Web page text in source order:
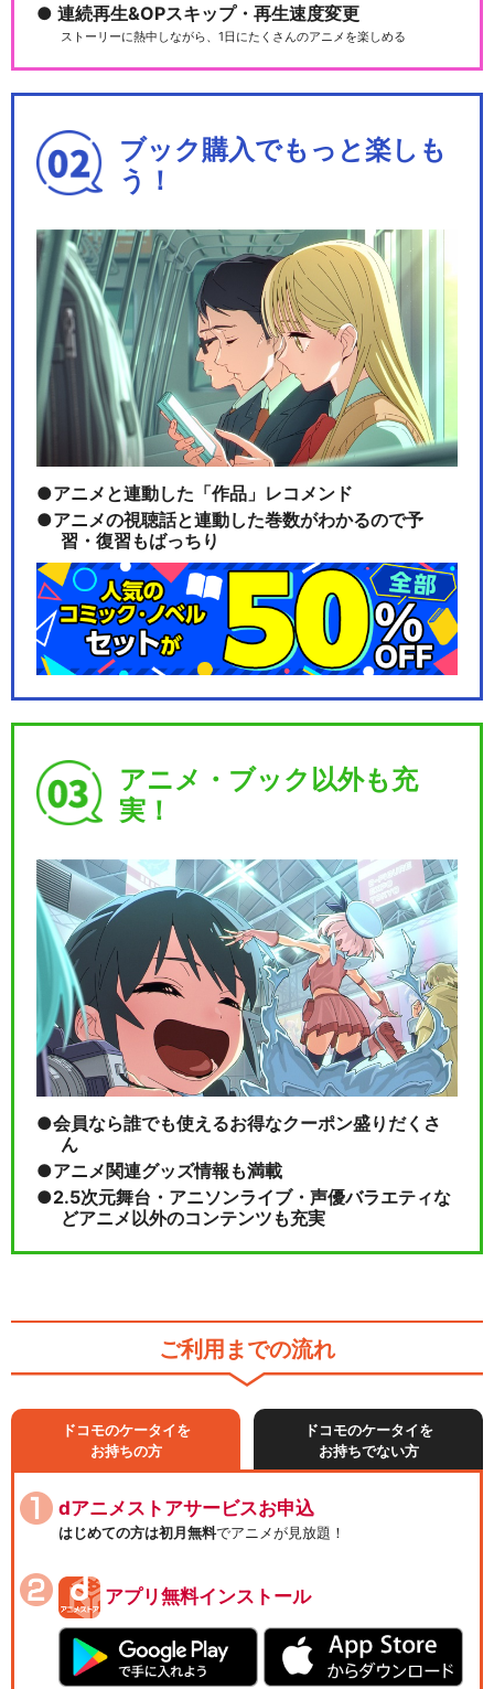
連続再生&OPスキップ・再生速度変更
ストーリーに熱中しながら、1日にたくさんのアニメを楽しめる
ブック購入でもっと楽しも
う！
アニメと連動した「作品」レコメンド
アニメの視聴話と連動した巻数がわかるので予
習・復習もばっちり
アニメ・ブック以外も充
実！
会員なら誰でも使えるお得なクーポン盛りだくさ
ん
アニメ関連グッズ情報も満載
2.5次元舞台・アニソンライブ・声優バラエティな
どアニメ以外のコンテンツも充実
ご利用までの流れ
ドコモのケータイを
お持ちの方
ドコモのケータイを
お持ちでない方
dアニメストアサービスお申込
はじめての方は初月無料でアニメが見放題！
アプリ無料インストール